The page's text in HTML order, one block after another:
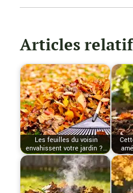
Articles
Les feuilles du voisin
envahissent votre jardin ?…